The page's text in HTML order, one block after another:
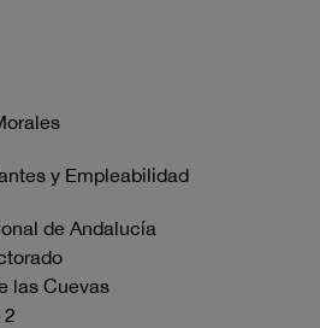
y Empleabilidad
de Andalucía
las Cuevas
2